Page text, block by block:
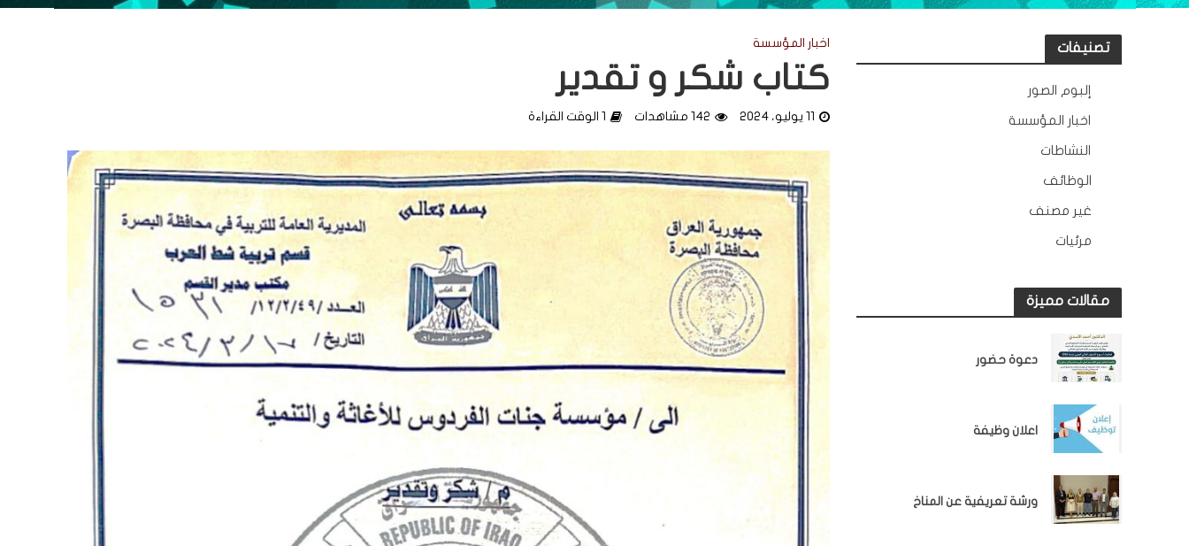
اخبار المؤسسة
كتاب شكر و تقدير
11 يوليو، 2024 142 مشاهدات 1 الوقت القراءة
تصنيفات
إلبوم الصور
اخبار المؤسسة
النشاطات
الوظائف
غير مصنف
مرئيات
مقالات مميزة
دعوة حضور
اعلان وظيفة
ورشة تعريفية عن المناخ